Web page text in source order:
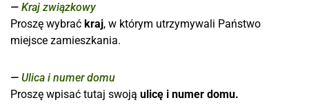
Kraj związkowy
Proszę wybrać kraj, w którym utrzymywali Państwo
miejsce zamieszkania.
Ulica i numer domu
Proszę wpisać tutaj swoją ulicę i numer domu.